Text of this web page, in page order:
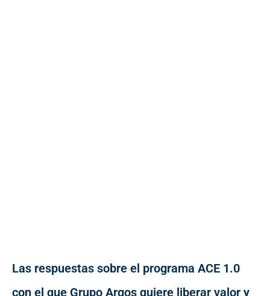
Las respuestas sobre el programa ACE 1.0
con el que Grupo Argos quiere liberar valor y